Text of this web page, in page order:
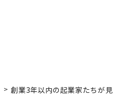
創業3年以内の起業家たちが